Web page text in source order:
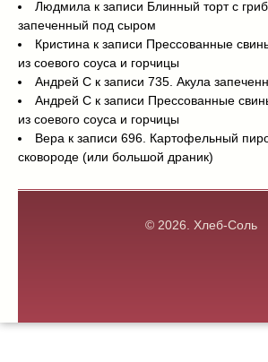
Людмила к записи Блинный торт с
запеченный под сыром
Кристина к записи Прессованные
из соевого соуса и горчицы
Андрей С к записи 735. Акула
Андрей С к записи Прессованные
из соевого соуса и горчицы
Вера к записи 696. Картофельный
сковороде (или большой драник)
© 2026. Хлеб-Соль